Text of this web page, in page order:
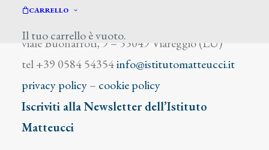
CARRELLO
Il tuo carrello è vuoto.
viale Buonarroti, 9 – 55049 Viareggio (LU)
tel +39 0584 54354info@istitutomatteucci.it
privacy policy– cookie policy
Iscriviti alla Newsletter dell’Istituto
Matteucci